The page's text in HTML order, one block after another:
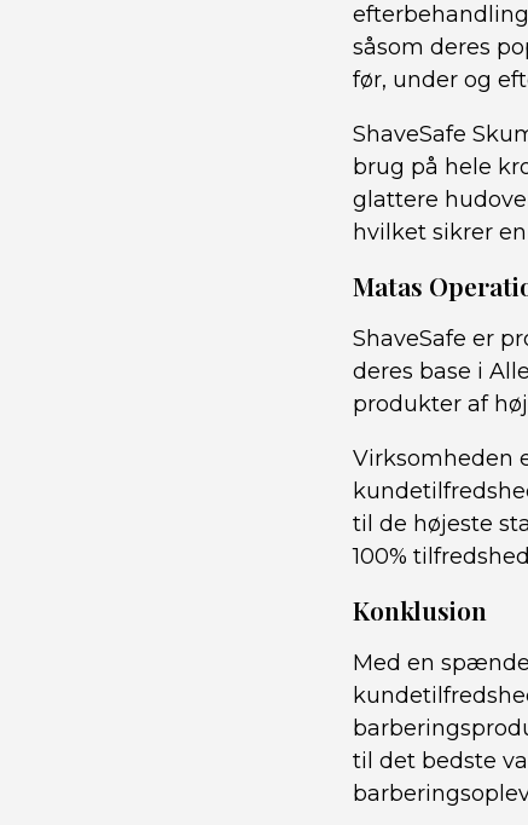
såsom deres
før, under og
ShaveSafe
brug på hele
glattere
hvilket sikrer
Matas
ShaveSafe er
deres base i
produkter af
Virksomheden
til de højeste
100%
Konklusion
Med en
til det bedste